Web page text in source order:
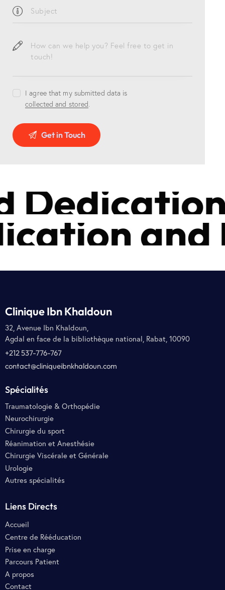
I agree that my submitted data is
collected and stored.
Clinique Ibn Khaldoun
32, Avenue Ibn Khaldoun,
Agdal en face de la bibliothèque national, Rabat, 10090
+212 537-776-767
contact@cliniqueibnkhaldoun.com
Spécialités
Traumatologie & Orthopédie
Neurochirurgie
Chirurgie du sport
Réanimation et Anesthésie
Chirurgie Viscérale et Générale
Urologie
Autres spécialités
Liens Directs
Accueil
Centre de Rééducation
Prise en charge
Parcours Patient
A propos
Contact